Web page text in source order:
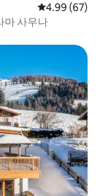
평점 4.99점(5
4.99 (67)
마 사우나